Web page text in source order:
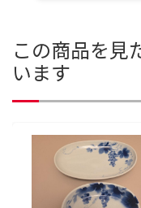
この商品を見
います